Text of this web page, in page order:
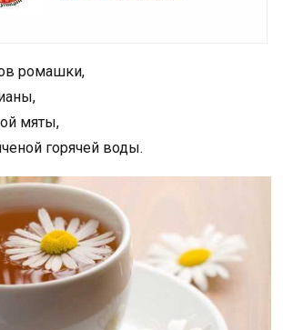
ромашки,
мяты,
горячей воды.